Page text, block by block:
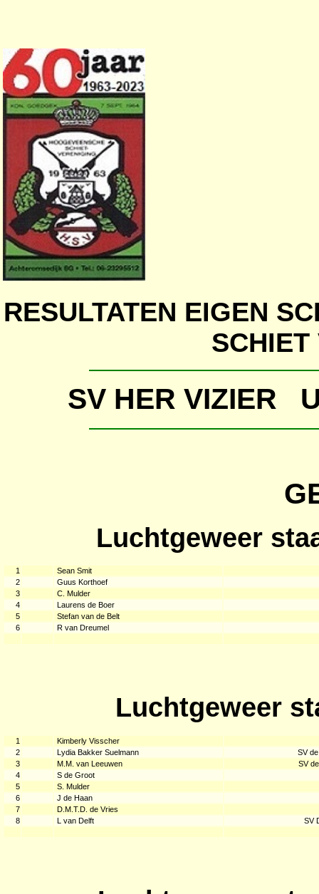
RESULTATEN EIGEN
SCHIET
SV HER VIZIER
Luchtgeweer
1
Sean Smit
2
Guus Korthoef
3
C. Mulder
4
Laurens de Boer
5
Stefan van de Belt
6
R van Dreumel
Luchtgeweer
1
Kimberly Visscher
2
Lydia Bakker Suelmann
SV
3
M.M. van Leeuwen
SV
4
S de Groot
5
S. Mulder
6
J de Haan
7
D.M.T.D. de Vries
8
L van Delft SV